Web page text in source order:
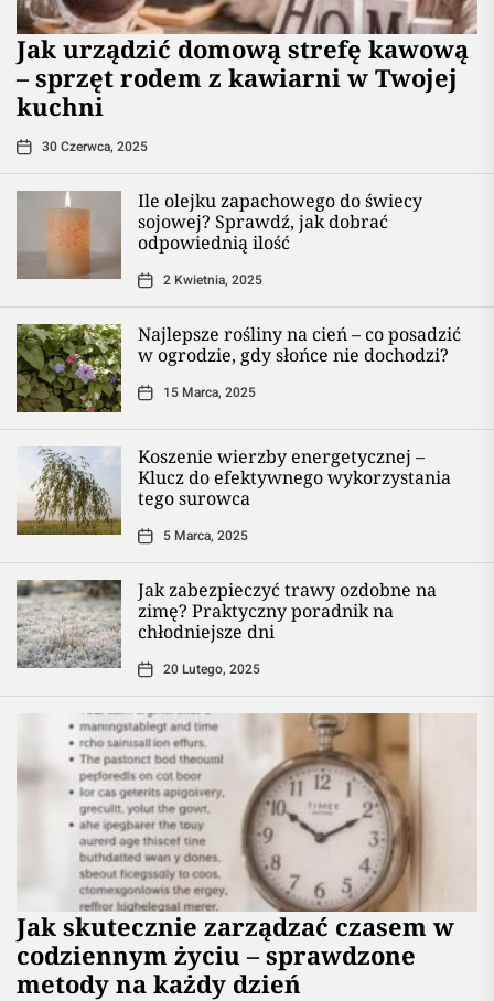
​Jak urządzić domową strefę kawową
– sprzęt rodem z kawiarni w Twojej
kuchni
30 Czerwca, 2025
Ile olejku zapachowego do świecy
sojowej? Sprawdź, jak dobrać
odpowiednią ilość
2 Kwietnia, 2025
Najlepsze rośliny na cień – co posadzić
w ogrodzie, gdy słońce nie dochodzi?
15 Marca, 2025
Koszenie wierzby energetycznej –
Klucz do efektywnego wykorzystania
tego surowca
5 Marca, 2025
Jak zabezpieczyć trawy ozdobne na
zimę? Praktyczny poradnik na
chłodniejsze dni
20 Lutego, 2025
Jak skutecznie zarządzać czasem w
codziennym życiu – sprawdzone
metody na każdy dzień